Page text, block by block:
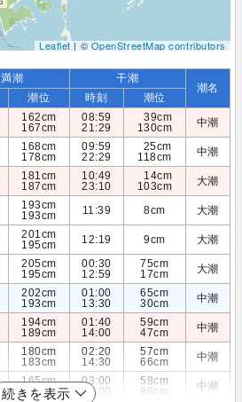
Leaflet| ©OpenStreetMap contributors
満潮 干潮
潮名
潮位 時刻
潮位
162cm
167cm
08:59
21:29
39cm
130cm
中潮
168cm
178cm
09:59
22:29
25cm
118cm
中潮
181cm
187cm
10:49
23:10
14cm
103cm
大潮
193cm
193cm
11:39 8cm 大潮
201cm
195cm
12:19 9cm 大潮
205cm
195cm
00:30
12:59
75cm
17cm
大潮
202cm
193cm
01:00
13:30
65cm
30cm
中潮
194cm
189cm
01:40
14:00
59cm
47cm
中潮
180cm
183cm
02:20
14:30
57cm
66cm
中潮
165cm
177cm
03:00
15:00
58cm
86cm
中潮
続きを表示